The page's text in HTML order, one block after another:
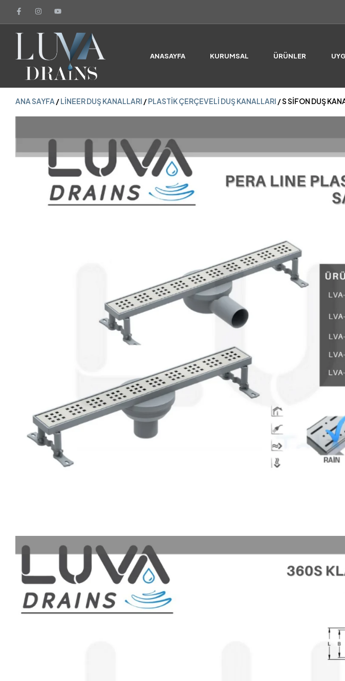
ANASAYFA KURUMSAL ÜRÜNLER
ANA SAYFA/LINEER DUŞ KANALLARI/PLASTIK ÇERÇEVELI DUŞ KANALLARI/ S SİFON DUŞ
ANA SAYFA /LINEER DUŞ KANALLARI /PLASTIK ÇERÇEVELI DUŞ KANALLARI / S SİFON DUŞ